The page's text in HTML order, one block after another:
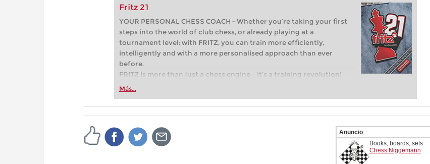
Fritz 21
YOUR PERSONAL CHESS COACH - Whether you’re taking your first
steps into the world of club chess, or already playing at a
tournament level: with FRITZ, you can train more efficiently,
intelligently and with a more personalised approach than ever
before.
FRITZ is more than just a chess engine – it’s a training revolution!
Whether you’re taking your first steps into the world of club chess,
more efficiently, intelligently and with a more personalised
approach than ever before.
Más...
Anuncio
Books, boards, sets:
Chess Niggemann